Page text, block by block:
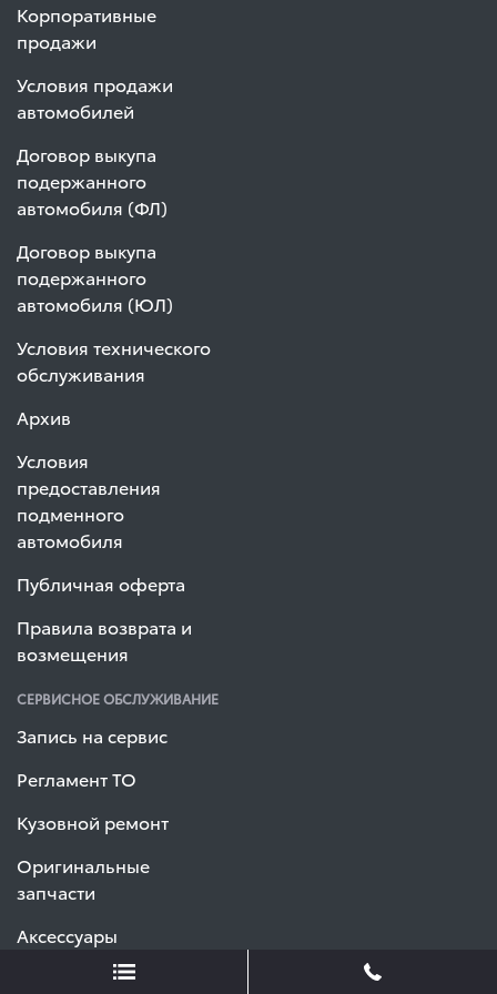
Корпоративные
продажи
Условия продажи
автомобилей
Договор выкупа
подержанного
автомобиля (ФЛ)
Договор выкупа
подержанного
автомобиля (ЮЛ)
Условия технического
обслуживания
Архив
Условия
предоставления
подменного
автомобиля
Публичная оферта
Правила возврата и
возмещения
СЕРВИСНОЕ ОБСЛУЖИВАНИЕ
Запись на сервис
Регламент ТО
Кузовной ремонт
Оригинальные
запчасти
Аксессуары